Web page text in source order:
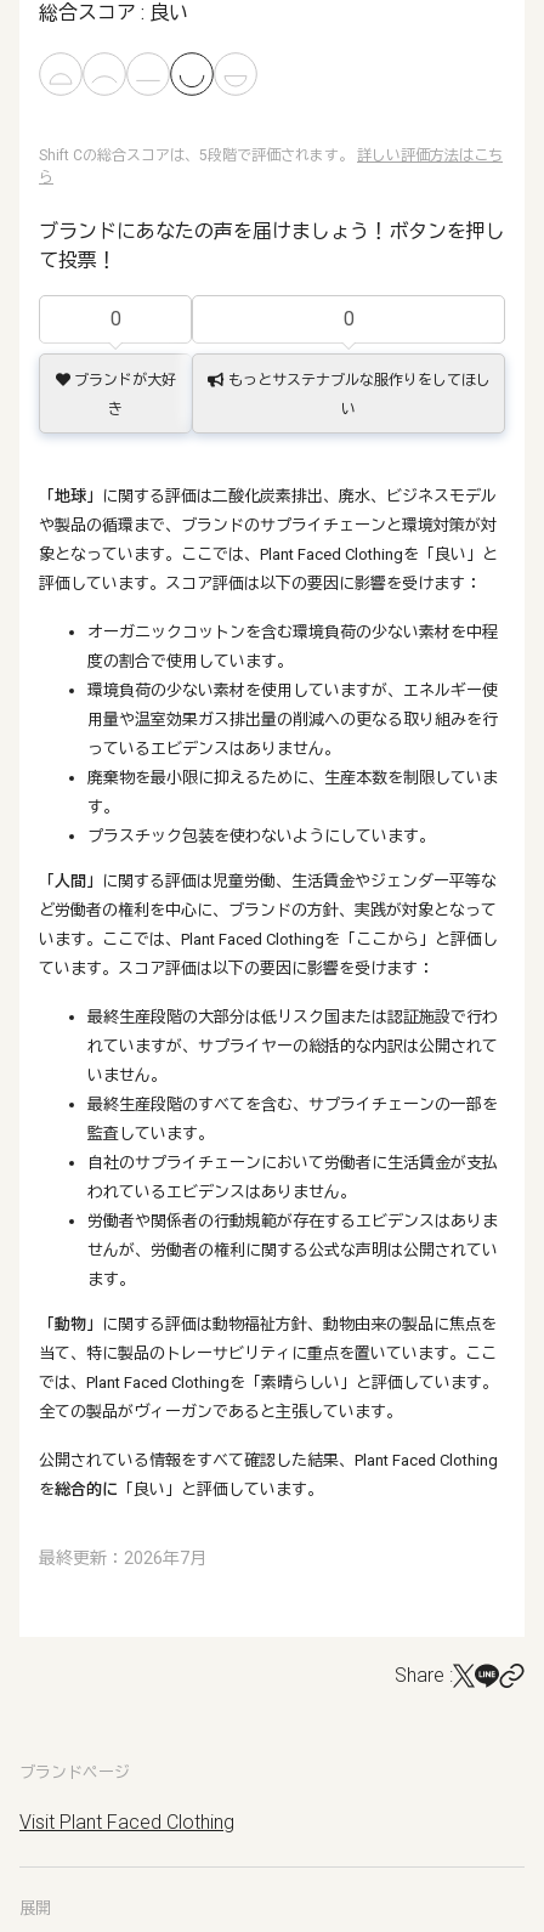
総合スコア : 良い
Shift Cの総合スコアは、5段階で評価されます。 詳しい評価方法はこち
ら
ブランドにあなたの声を届けましょう！ボタンを押し
て投票！
0
ブランドが大好
き
0
もっとサステナブルな服作りをしてほし
い
「地球」
に関する評価は二酸化炭素排出、廃水、ビジネスモデル
や製品の循環まで、ブランドのサプライチェーンと環境対策が対
象となっています。ここでは、Plant Faced Clothingを「良い」と
評価しています。スコア評価は以下の要因に影響を受けます：
オーガニックコットンを含む環境負荷の少ない素材を中程
度の割合で使用しています。
環境負荷の少ない素材を使用していますが、エネルギー使
用量や温室効果ガス排出量の削減への更なる取り組みを行
っているエビデンスはありません。
廃棄物を最小限に抑えるために、生産本数を制限していま
す。
プラスチック包装を使わないようにしています。
「人間」
に関する評価は児童労働、生活賃金やジェンダー平等な
ど労働者の権利を中心に、ブランドの方針、実践が対象となって
います。ここでは、Plant Faced Clothingを「ここから」と評価し
ています。スコア評価は以下の要因に影響を受けます：
最終生産段階の大部分は低リスク国または認証施設で行わ
れていますが、サプライヤーの総括的な内訳は公開されて
いません。
最終生産段階のすべてを含む、サプライチェーンの一部を
監査しています。
自社のサプライチェーンにおいて労働者に生活賃金が支払
われているエビデンスはありません。
労働者や関係者の行動規範が存在するエビデンスはありま
せんが、労働者の権利に関する公式な声明は公開されてい
ます。
「動物」
に関する評価は動物福祉方針、動物由来の製品に焦点を
当て、特に製品のトレーサビリティに重点を置いています。ここ
では、Plant Faced Clothingを「素晴らしい」と評価しています。
全ての製品がヴィーガンであると主張しています。
公開されている情報をすべて確認した結果、Plant Faced Clothing
を総合的に 「良い」と評価しています。
最終更新：2026年7月
Share :
ブランドページ
Visit Plant Faced Clothing
展開